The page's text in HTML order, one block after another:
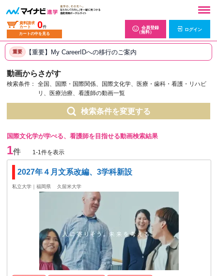
資料請求
カート
0件
カートの中を見る
会員登録
（無料）
ログイン
重要 【重要】My CareerIDへの移行のご案内
動画からさがす
検索条件：
全国、国際・国際関係、国際文化学、医療・歯科・看護・リハビ
リ、医療治療、看護師の動画一覧
検索条件を変更する
国際文化学が学べる、看護師を目指せる動画検索結果
1件 1-1件を表示
2027年４月文系改編、3学科新設
私立大学｜福岡県 久留米大学